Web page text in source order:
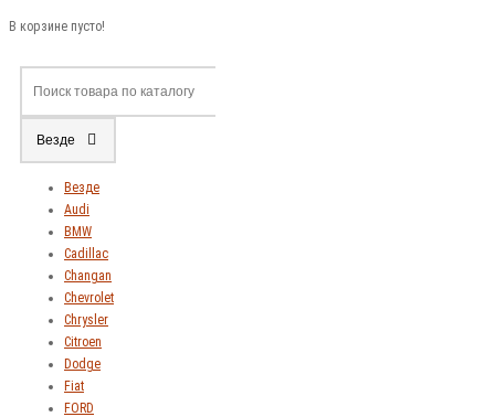
В корзине пусто!
Везде
Везде
Audi
BMW
Cadillac
Changan
Chevrolet
Chrysler
Citroen
Dodge
Fiat
FORD